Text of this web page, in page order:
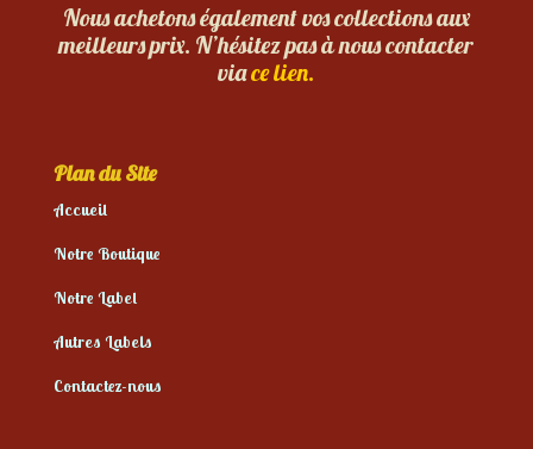
Nous achetons également vos collections aux
meilleurs prix. N’hésitez pas à nous contacter
viace lien.
Plan du Site
Accueil
Notre Boutique
Notre Label
Autres Labels
Contactez-nous